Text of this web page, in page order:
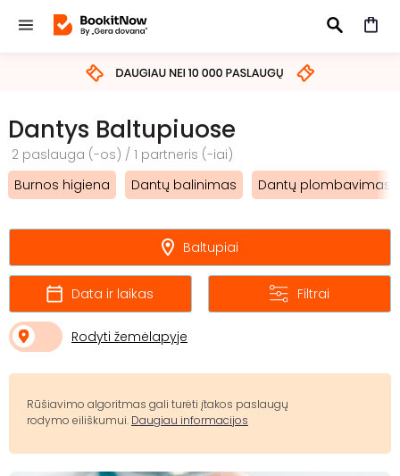
IEŠKOTI
Dantys Baltupiuose
2 paslauga (-os) / 1 partneris (-iai)
Burnos higiena
Dantų balinimas Dantų plombavimas
Baltupiai
Data ir laikas Filtrai
Rodyti žemėlapyje
Rūšiavimo algoritmas gali turėti įtakos paslaugų
rodymo eiliškumui. Daugiau informacijos